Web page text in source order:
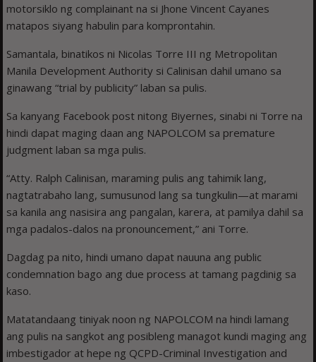
motorsiklo ng complainant na si Jhone Vincent Cayanes
matapos siyang habulin para komprontahin.
Samantala, binatikos ni Nicolas Torre III ng Metropolitan
Manila Development Authority si Calinisan dahil umano sa
ginawang “trial by publicity” laban sa pulis.
Sa kanyang Facebook post nitong Biyernes, sinabi ni Torre na
hindi dapat maging daan ang NAPOLCOM sa premature
judgment laban sa mga pulis.
“Atty. Ralph Calinisan, maraming pulis ang tahimik lang,
nagtatrabaho lang, sumusunod lang sa tungkulin—at marami
sa kanila ang nasisira ang pangalan, karera, at pamilya dahil sa
mga padalos-dalos na pronouncement,” ani Torre.
Dagdag pa nito, hindi umano dapat nauuna ang public
condemnation bago ang due process at tamang pagdinig sa
kaso.
Matatandaang tiniyak noon ng NAPOLCOM na hindi lamang
ang pulis na sangkot ang posibleng managot kundi maging ang
imbestigador at hepe ng QCPD-Criminal Investigation and